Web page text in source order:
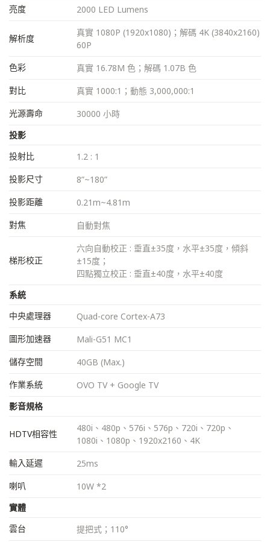
亮度
2000 LED Lumens
解析度
真實 1080P (1920x1080)；解碼 4K (3840x2160)
60P
色彩
真實 16.78M 色；解碼 1.07B 色
對比
真實 1000:1；動態 3,000,000:1
光源壽命
30000 小時
投影
投射比
1.2 : 1
投影尺寸
8”~180”
投影距離
0.21m~4.81m
對焦
自動對焦
梯形校正
六向自動校正 : 垂直±35度，水平±35度，傾斜
±15度；
四點獨立校正 : 垂直±40度，水平±40度
系統
中央處理器
Quad-core Cortex-A73
圖形加速器
Mali-G51 MC1
儲存空間
40GB (Max.)
作業系統
OVO TV + Google TV
影音規格
HDTV相容性
480i、480p、576i、576p、720i、720p、
1080i、1080p、1920x2160、4K
輸入延遲
25ms
喇叭
10W *2
實體
雲台
提把式；110°